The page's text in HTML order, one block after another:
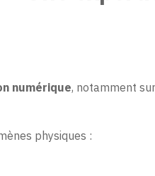
numérique, notamment sur
physiques :